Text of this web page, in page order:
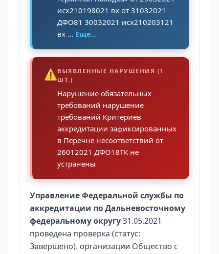
исх210198021 вх от 31032021
ДФО81 30032021 исх210203121
вх ... Еще...
⚠️ВЫЯВЛЕННЫЕ НАРУШЕНИЯ (1
ШТ.)
Нарушение обязательных
требований нарушение
требований Критериев
аккредитации зафиксированных
в Перечне несоответствий от
26012021 ДФО18ТК не
устранены
Управление Федеральной службы по
аккредитации по Дальневосточному
федеральному округу31.05.2021
проведена проверка (статус:
Завершено). организации Общество с